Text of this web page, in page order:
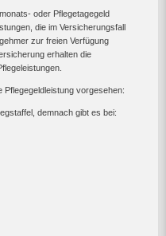
oder Pflegetagegeld
die im Versicherungsfall
zur freien Verfügung
erhalten die
vorgesehen:
demnach gibt es bei: